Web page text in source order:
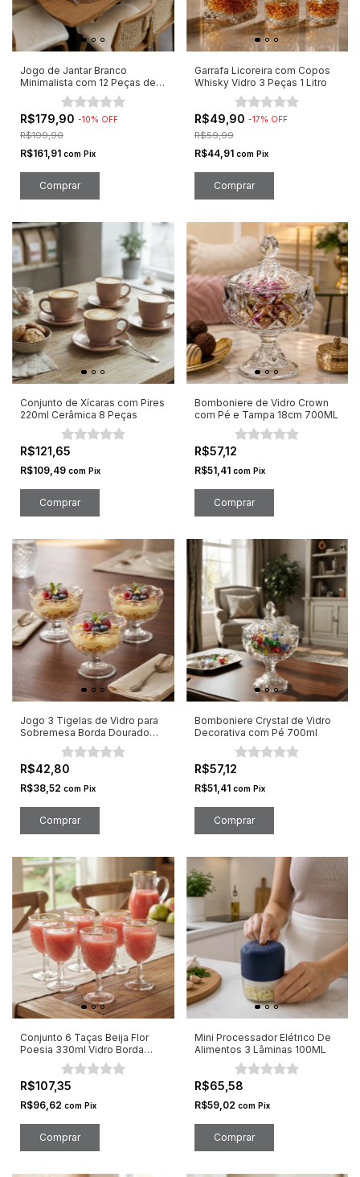
Jogo de Jantar Branco
Minimalista com 12 Peças de
R$179,90 -10% OFF
R$199,90
R$161,91 com Pix
Garrafa Licoreira com Copos
Whisky Vidro 3 Peças 1 Litro
R$49,90 -17% OFF
R$59,99
R$44,91 com Pix
Conjunto de Xícaras com Pires
220ml Cerâmica 8 Peças
R$121,65
R$109,49 com Pix
Bomboniere de Vidro Crown
com Pé e Tampa 18cm 700ML
R$57,12
R$51,41 com Pix
Jogo 3 Tigelas de Vidro para
Sobremesa Borda Dourado
R$42,80
R$38,52 com Pix
Bomboniere Crystal de Vidro
Decorativa com Pé 700ml
R$57,12
R$51,41 com Pix
Conjunto 6 Taças Beija Flor
Poesia 330ml Vidro Borda
R$107,35
R$96,62 com Pix
Mini Processador Elétrico De
Alimentos 3 Lâminas 100ML
R$65,58
R$59,02 com Pix